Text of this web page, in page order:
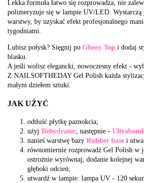
Lekka formuła łatwo się rozprowadza, nie
polimeryzuje się w lampie UV/LED. Wystarczą
warstwy, by uzyskać efekt profesjonalnego
tygodniami.
Lubisz połysk? Sięgnij po Glossy Top i dodaj
blasku.
A jeśli wolisz elegancki, nowoczesny efekt -
Z NAILSOFTHEDAY Gel Polish każda
małym dziełem sztuki.
JAK UŻYĆ
odtłuść płytkę paznokcia;
użyj Dehydrator; następnie - Ultrabond
nanieś warstwę bazy Rubber base i
równomiernie rozprowadź Gel Polish w
ostrożnie wyrównaj; dodanie kolejnej
głęboki odcień;
utwardź w lampie: lampa UV - 120